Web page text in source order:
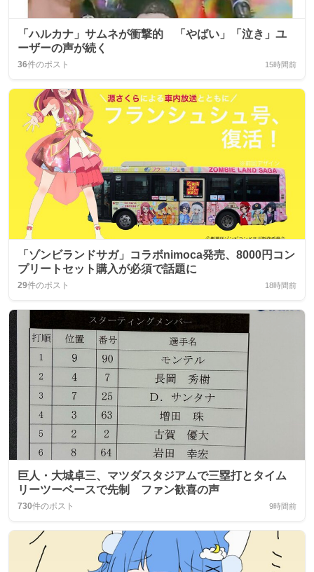
「ハルカナ」サムネが衝撃的 「やばい」「泣き」ユ
ーザーの声が続く
36件のポスト 15時間前
「ゾンビランドサガ」コラボnimoca発売、8000円コン
プリートセット購入が必須で話題に
29件のポスト 18時間前
巨人・大城卓三、マツダスタジアムで三塁打とタイム
リーツーベースで先制 ファン歓喜の声
730件のポスト 9時間前